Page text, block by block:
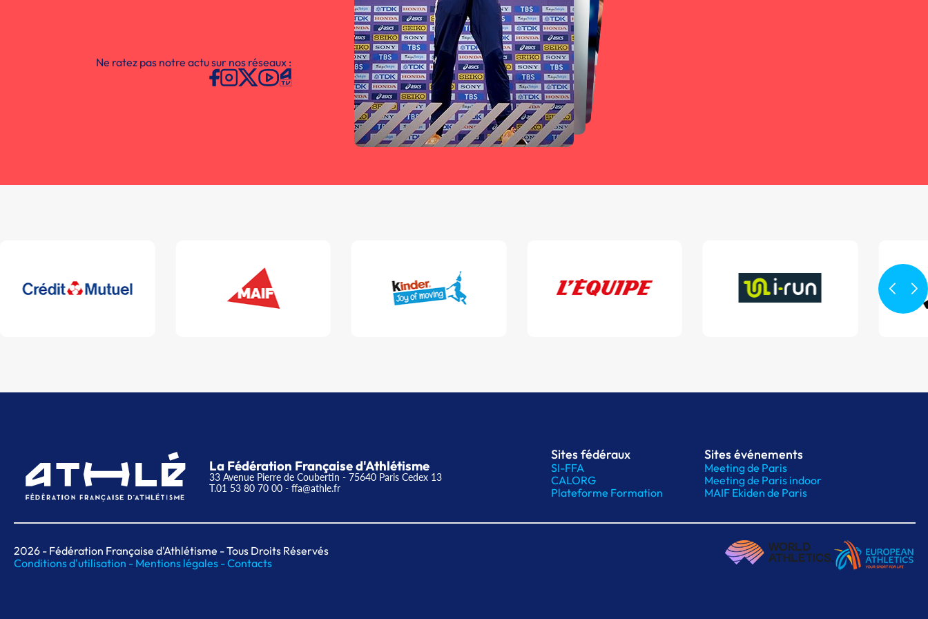
Ne ratez pas notre actu sur nos réseaux :
La Fédération Française d'Athlétisme
33 Avenue Pierre de Coubertin - 75640 Paris Cedex 13
T.01 53 80 70 00 - ffa@athle.fr
Sites fédéraux
SI-FFA
CALORG
Plateforme Formation
Sites événements
Meeting de Paris
Meeting de Paris indoor
MAIF Ekiden de Paris
2026 - Fédération Française d'Athlétisme - Tous Droits Réservés
Conditions d'utilisation - Mentions légales -Contacts